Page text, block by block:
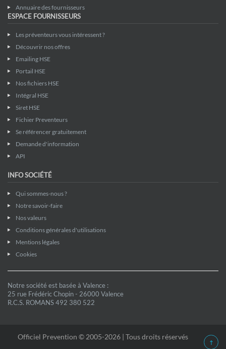
Annuaire des fournisseurs
ESPACE FOURNISSEURS
Les préventeurs vous intéressent ?
Découvrir nos offres
Emailing HSE
Portail HSE
Nos fichiers HSE
Intégral HSE
Siret HSE
Fichier Preventeurs
Se référencer gratuitement
Demande d'information
API
INFO SOCIÉTÉ
Qui sommes-nous ?
Notre savoir-faire
Nos valeurs
Conditions générales d'utilisations
Mentions légales
Cookies
Notre société est basée à Valence :
25 rue Frédéric Chopin - 26000 Valence
R.C.S. ROMANS 492 380 522
Officiel Prevention © 2005-2026 | Tous droits réservés